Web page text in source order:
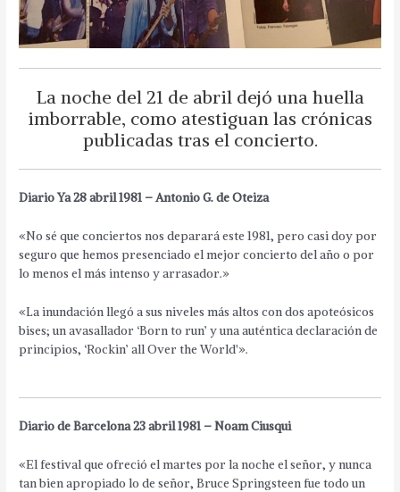
La noche del 21 de abril dejó una huella
imborrable, como atestiguan las crónicas
publicadas tras el concierto.
Diario Ya 28 abril 1981 – Antonio G. de Oteiza
«No sé que conciertos nos deparará este 1981, pero casi doy por
seguro que hemos presenciado el mejor concierto del año o por
lo menos el más intenso y arrasador.»
«La inundación llegó a sus niveles más altos con dos apoteósicos
bises; un avasallador ‘Born to run’ y una auténtica declaración de
principios, ‘Rockin’ all Over the World'».
Diario de Barcelona 23 abril 1981 – Noam Ciusqui
«El festival que ofreció el martes por la noche el señor, y nunca
tan bien apropiado lo de señor, Bruce Springsteen fue todo un